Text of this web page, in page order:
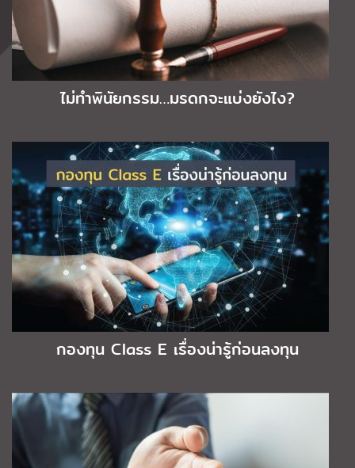
ไม่ทำพินัยกรรม…มรดกจะแบ่งยังไง?
กองทุน Class E เรื่องน่ารู้ก่อนลงทุน